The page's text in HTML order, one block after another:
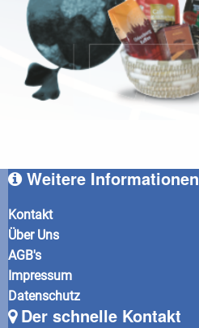
Weitere Informationen
Kontakt
Über Uns
AGB's
Impressum
Datenschutz
Der schnelle Kontakt